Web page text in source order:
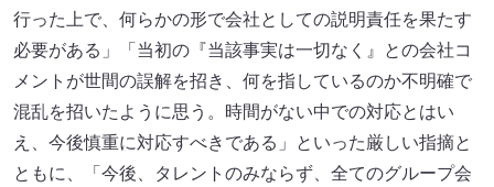
行った上で、何らかの形で会社としての説明責任を果たす
必要がある」「当初の『当該事実は一切なく』との会社コ
メントが世間の誤解を招き、何を指しているのか不明確で
混乱を招いたように思う。時間がない中での対応とはい
え、今後慎重に対応すべきである」といった厳しい指摘と
ともに、「今後、タレントのみならず、全てのグループ会